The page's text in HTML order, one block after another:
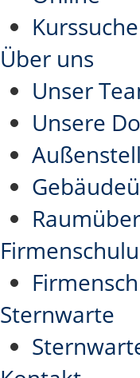
Kurssuche
Über uns
Unser
Unsere
Sternwarte